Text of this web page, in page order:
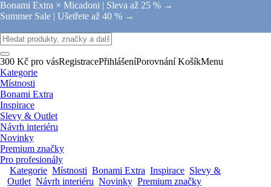
Bonami Extra × Micadoni | Sleva až 25 % →
Summer Sale | Ušetřete až 40 % →
300 Kč pro vásRegistracePřihlášeníPorovnání KošíkMenu
Kategorie
Místnosti
Bonami Extra
Inspirace
Slevy & Outlet
Návrh interiéru
Novinky
Premium značky
Pro profesionály
Kategorie Místnosti Bonami Extra Inspirace Slevy &
Outlet Návrh interiéru Novinky Premium značky